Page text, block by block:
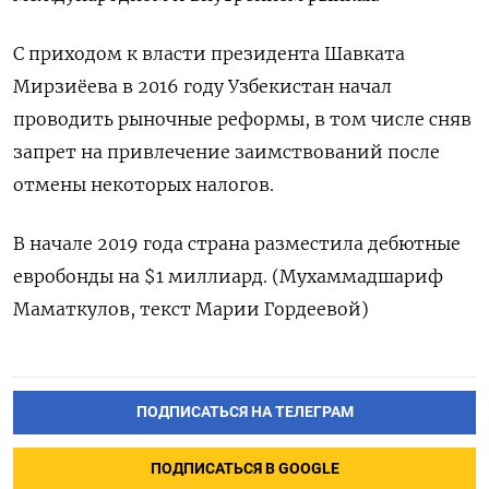
С приходом к власти президента Шавката
Мирзиёева в 2016 году Узбекистан начал
проводить рыночные реформы, в том числе сняв
запрет на привлечение заимствований после
отмены некоторых налогов.
В начале 2019 года страна разместила дебютные
евробонды на $1 миллиард. (Мухаммадшариф
Маматкулов, текст Марии Гордеевой)
ПОДПИСАТЬСЯ НА ТЕЛЕГРАМ
ПОДПИСАТЬСЯ В GOOGLE